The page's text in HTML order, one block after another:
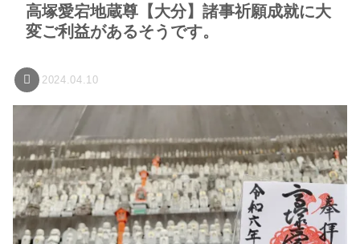
高塚愛宕地蔵尊【大分】諸事祈願成就に大
変ご利益があるそうです。
2024.04.10